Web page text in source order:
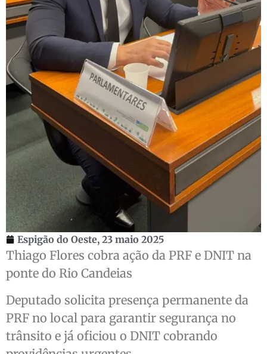
Espigão do Oeste, 23 maio 2025
Thiago Flores cobra ação da PRF e DNIT na
ponte do Rio Candeias
Deputado solicita presença permanente da
PRF no local para garantir segurança no
trânsito e já oficiou o DNIT cobrando